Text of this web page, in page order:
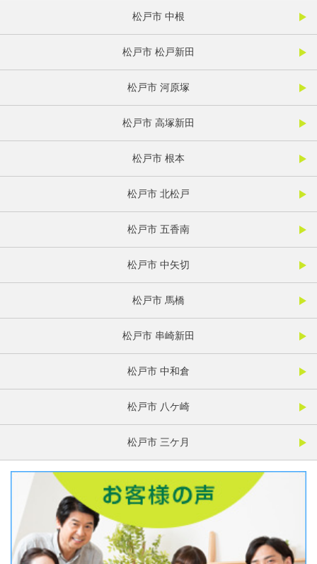
松戸市 中根
松戸市 松戸新田
松戸市 河原塚
松戸市 高塚新田
松戸市 根本
松戸市 北松戸
松戸市 五香南
松戸市 中矢切
松戸市 馬橋
松戸市 串崎新田
松戸市 中和倉
松戸市 八ケ崎
松戸市 三ケ月